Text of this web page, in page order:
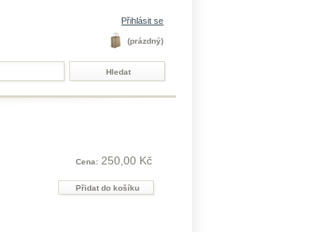
Přihlásit se
(prázdný)
Cena: 250,00 Kč